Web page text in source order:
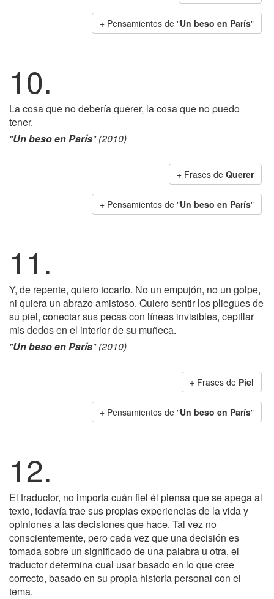
+ Pensamientos de "Un beso en París"
10.
La cosa que no debería querer, la cosa que no puedo
tener.
"Un beso en París" (2010)
+ Frases de Querer
+ Pensamientos de "Un beso en París"
11.
Y, de repente, quiero tocarlo. No un empujón, no un golpe,
ni quiera un abrazo amistoso. Quiero sentir los pliegues de
su piel, conectar sus pecas con líneas invisibles, cepillar
mis dedos en el interior de su muñeca.
"Un beso en París" (2010)
+ Frases de Piel
+ Pensamientos de "Un beso en París"
12.
El traductor, no importa cuán fiel él piensa que se apega al
texto, todavía trae sus propias experiencias de la vida y
opiniones a las decisiones que hace. Tal vez no
conscientemente, pero cada vez que una decisión es
tomada sobre un significado de una palabra u otra, el
traductor determina cual usar basado en lo que cree
correcto, basado en su propia historia personal con el
tema.